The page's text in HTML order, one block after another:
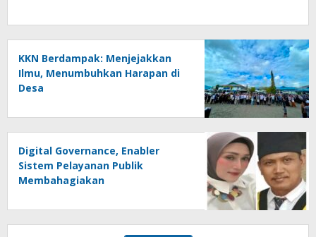
KKN Berdampak: Menjejakkan
Ilmu, Menumbuhkan Harapan di
Desa
Digital Governance, Enabler
Sistem Pelayanan Publik
Membahagiakan